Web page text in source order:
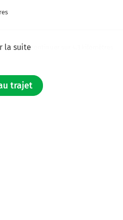
et continuer sur 4,3 kilomètres
et continuer sur 9,5 kilomètres
la suite
trajet